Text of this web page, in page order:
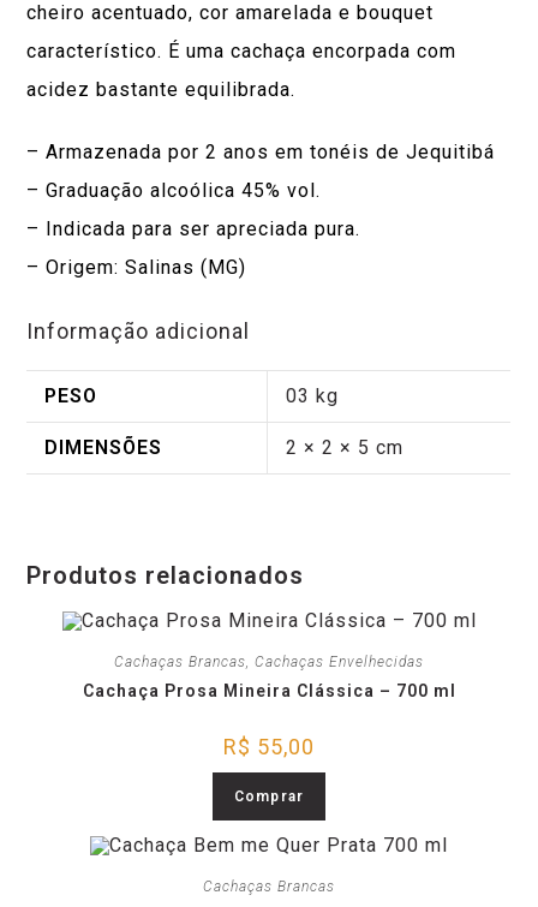
cheiro acentuado, cor amarelada e bouquet
característico. É uma cachaça encorpada com
acidez bastante equilibrada.
– Armazenada por 2 anos em tonéis de Jequitibá
– Graduação alcoólica 45% vol.
– Indicada para ser apreciada pura.
– Origem: Salinas (MG)
Informação adicional
PESO 03 kg
DIMENSÕES 2 × 2 × 5 cm
Produtos relacionados
Cachaças Brancas Cachaças Envelhecidas
Cachaça Prosa Mineira Clássica – 700 ml
R$ 55,00
Comprar
Cachaças Brancas